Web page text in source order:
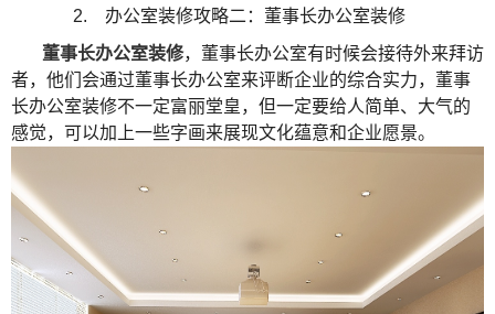
2.
办公室装修攻略二：董事长办公室装修
董事长办公室装修，董事长办公室有时候会接待外来拜访
者，他们会通过董事长办公室来评断企业的综合实力，董事
长办公室装修不一定富丽堂皇，但一定要给人简单、大气的
感觉，可以加上一些字画来展现文化蕴意和企业愿景。